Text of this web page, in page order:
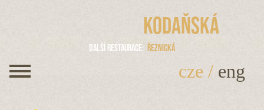
Kodaňská
Další restaurace Řeznická
cze / eng